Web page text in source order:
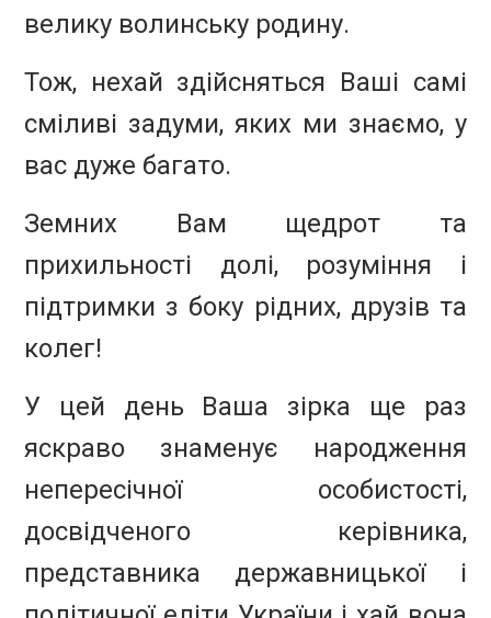
велику волинську родину.
Тож, нехай здійсняться Ваші самі
сміливі задуми, яких ми знаємо, у
вас дуже багато.
Земних Вам щедрот та
прихильності долі, розуміння і
підтримки з боку рідних, друзів та
колег!
У цей день Ваша зірка ще раз
яскраво знаменує народження
непересічної особистості,
досвідченого керівника,
представника державницької і